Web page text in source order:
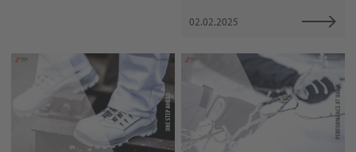
02.02.2025